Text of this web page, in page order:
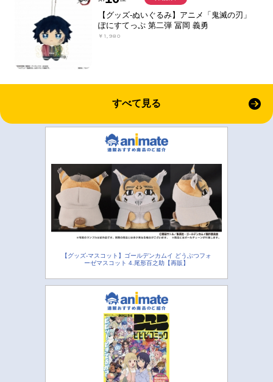
【グッズ-ぬいぐるみ】アニメ「鬼滅の刃」
ぽにすてっぷ 第二弾 冨岡 義勇
￥1,980
すべて見る
【グッズ-マスコット】ゴールデンカムイ どうぶつフォ
ーゼマスコット 4.尾形百之助【再販】